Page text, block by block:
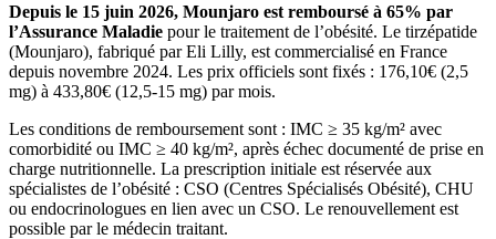
Depuis le 15 juin 2026, Mounjaro est remboursé à 65% par
l’Assurance Maladie pour le traitement de l’obésité. Le tirzépatide
(Mounjaro), fabriqué par Eli Lilly, est commercialisé en France
depuis novembre 2024. Les prix officiels sont fixés : 176,10€ (2,5
mg) à 433,80€ (12,5-15 mg) par mois.
Les conditions de remboursement sont : IMC ≥ 35 kg/m² avec
comorbidité ou IMC ≥ 40 kg/m², après échec documenté de prise en
charge nutritionnelle. La prescription initiale est réservée aux
spécialistes de l’obésité : CSO (Centres Spécialisés Obésité), CHU
ou endocrinologues en lien avec un CSO. Le renouvellement est
possible par le médecin traitant.